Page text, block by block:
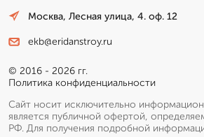
Москва, Лесная улица, 4. оф. 12
ekb@eridanstroy.ru
© 2016 - 2026 гг.
Политика конфиденциальности
Сайт носит исключительно
является публичной офертой,
РФ. Для получения подробной